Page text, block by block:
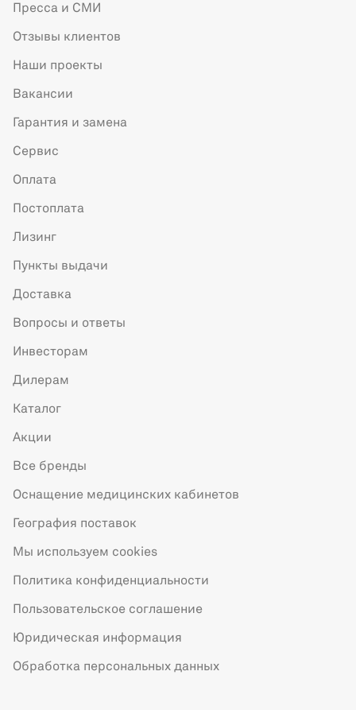
Пресса и СМИ
Отзывы клиентов
Наши проекты
Вакансии
Гарантия и замена
Сервис
Оплата
Постоплата
Лизинг
Пункты выдачи
Доставка
Вопросы и ответы
Инвесторам
Дилерам
Каталог
Акции
Все бренды
Оснащение медицинских кабинетов
География поставок
Мы используем cookies
Политика конфиденциальности
Пользовательское соглашение
Юридическая информация
Обработка персональных данных